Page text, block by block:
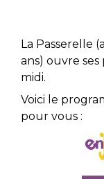
La Passerelle
ans) ouvre
midi.
Voici le
pour vous :